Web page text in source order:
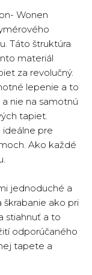
Wonen
Táto štruktúra
materiál
za revolučný.
lepenie a to
nie na samotnú
tapiet.
pre
Ako každé
jednoduché a
ako pri
stiahnuť a to
odporúčaného
tapete a